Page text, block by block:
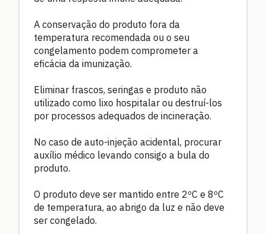
A conservação do produto fora da
temperatura recomendada ou o seu
congelamento podem comprometer a
eficácia da imunização.
Eliminar frascos, seringas e produto não
utilizado como lixo hospitalar ou destruí-los
por processos adequados de incineração.
No caso de auto-injeção acidental, procurar
auxílio médico levando consigo a bula do
produto.
O produto deve ser mantido entre 2ºC e 8ºC
de temperatura, ao abrigo da luz e não deve
ser congelado.